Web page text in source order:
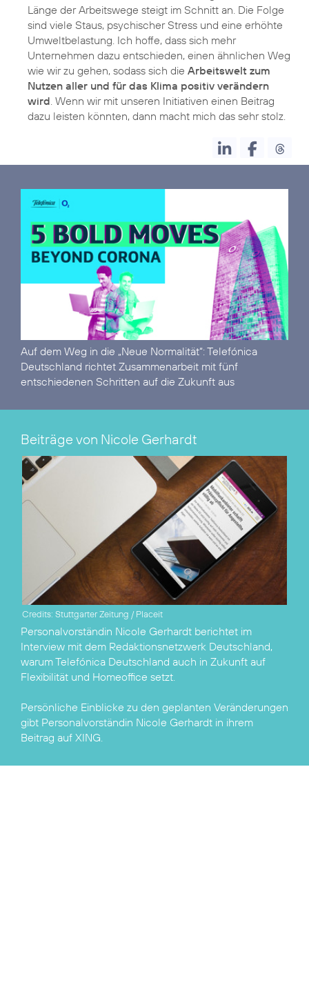
Länge der Arbeitswege steigt im Schnitt an. Die Folge
sind viele Staus, psychischer Stress und eine erhöhte
Umweltbelastung. Ich hoffe, dass sich mehr
Unternehmen dazu entschieden, einen ähnlichen Weg
wie wir zu gehen, sodass sich die Arbeitswelt zum
Nutzen aller und für das Klima positiv verändern
wird. Wenn wir mit unseren Initiativen einen Beitrag
dazu leisten könnten, dann macht mich das sehr stolz.
Auf dem Weg in die „Neue Normalität“: Telefónica
Deutschland richtet Zusammenarbeit mit fünf
entschiedenen Schritten auf die Zukunft aus
Beiträge von Nicole Gerhardt
Credits: Stuttgarter Zeitung / Placeit
Personalvorständin Nicole Gerhardt berichtet im
Interview mit dem Redaktionsnetzwerk Deutschland,
warum Telefónica Deutschland auch in Zukunft auf
Flexibilität und Homeoffice setzt.
Persönliche Einblicke zu den geplanten Veränderungen
gibt Personalvorständin Nicole Gerhardt in ihrem
Beitrag auf XING.